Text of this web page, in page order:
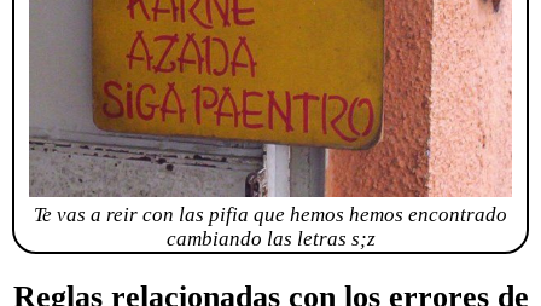
Te vas a reir con las pifia que hemos hemos encontrado
cambiando las letras s;z
Reglas relacionadas con los errores de